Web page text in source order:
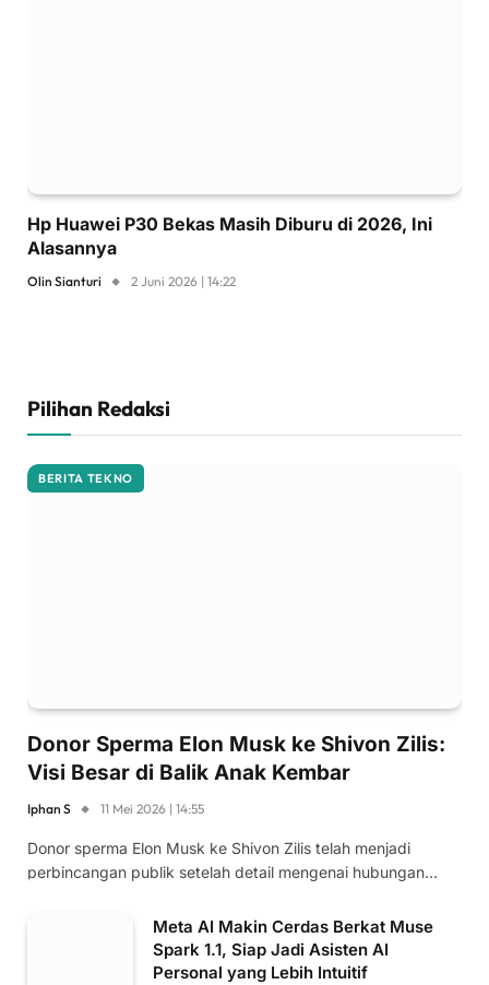
Hp Huawei P30 Bekas Masih Diburu di 2026, Ini
Alasannya
Olin Sianturi 2 Juni 2026 | 14:22
Pilihan Redaksi
BERITA TEKNO
Donor Sperma Elon Musk ke Shivon Zilis:
Visi Besar di Balik Anak Kembar
Iphan S 11 Mei 2026 | 14:55
Donor sperma Elon Musk ke Shivon Zilis telah menjadi
perbincangan publik setelah detail mengenai hubungan…
Meta AI Makin Cerdas Berkat Muse
Spark 1.1, Siap Jadi Asisten AI
Personal yang Lebih Intuitif